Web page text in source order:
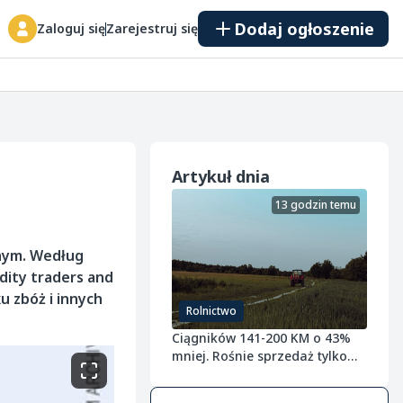
Zaloguj sięZarejestruj się Dodaj ogłoszenie
Według
traders and
zbóż i innych
Artykuł dnia
Rolnictwo
13 godzin temu
Ciągników 141-200 KM o 43%
mniej. Rośnie sprzedaż tylko